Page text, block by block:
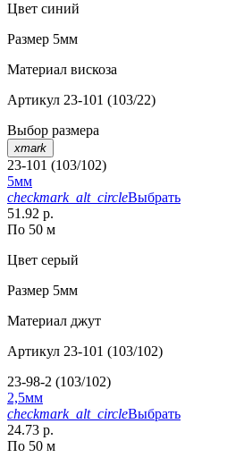
Цвет синий
Размер 5мм
Материал вискоза
Артикул 23-101 (103/22)
Выбор размера
xmark
23-101 (103/102)
5мм
checkmark_alt_circleВыбрать
51.92 р.
По 50 м
Цвет серый
Размер 5мм
Материал джут
Артикул 23-101 (103/102)
23-98-2 (103/102)
2,5мм
checkmark_alt_circleВыбрать
24.73 р.
По 50 м